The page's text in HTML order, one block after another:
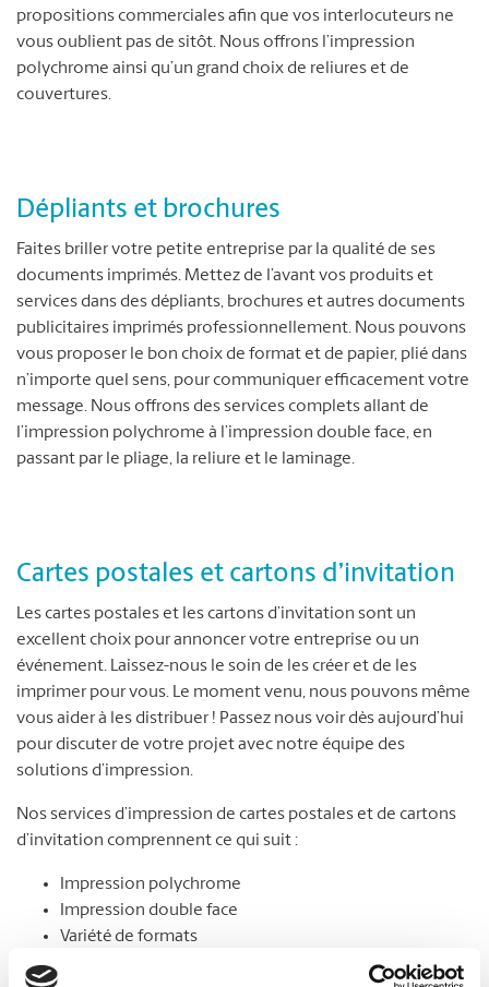
propositions commerciales afin que vos interlocuteurs ne
vous oublient pas de sitôt. Nous offrons l’impression
polychrome ainsi qu’un grand choix de reliures et de
couvertures.
Dépliants et brochures
Faites briller votre petite entreprise par la qualité de ses
documents imprimés. Mettez de l’avant vos produits et
services dans des dépliants, brochures et autres documents
publicitaires imprimés professionnellement. Nous pouvons
vous proposer le bon choix de format et de papier, plié dans
n’importe quel sens, pour communiquer efficacement votre
message. Nous offrons des services complets allant de
l’impression polychrome à l’impression double face, en
passant par le pliage, la reliure et le laminage.
Cartes postales et cartons d’invitation
Les cartes postales et les cartons d’invitation sont un
excellent choix pour annoncer votre entreprise ou un
événement. Laissez-nous le soin de les créer et de les
imprimer pour vous. Le moment venu, nous pouvons même
vous aider à les distribuer ! Passez nous voir dès aujourd’hui
pour discuter de votre projet avec notre équipe des
solutions d’impression.
Nos services d’impression de cartes postales et de cartons
d’invitation comprennent ce qui suit :
Impression polychrome
Impression double face
Variété de formats